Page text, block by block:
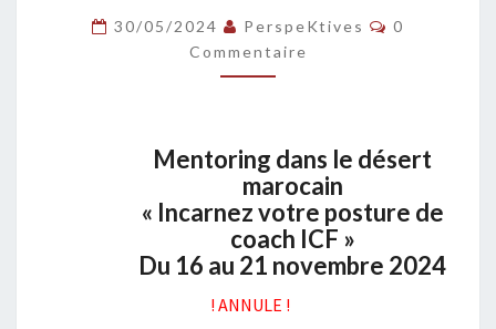
O
R
I
A
N
S
L
E
É
30/05/2024 PerspeKtives
C
I
R
S
0
Commentaire
Mentoring dans le désert
marocain
« Incarnez votre posture de
coach ICF »
Du 16 au 21 novembre 2024
! ANNULE !